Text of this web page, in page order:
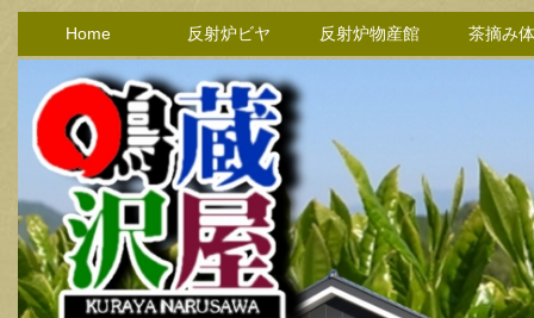
Home 反射炉ビヤ 反射炉物産館 茶摘み